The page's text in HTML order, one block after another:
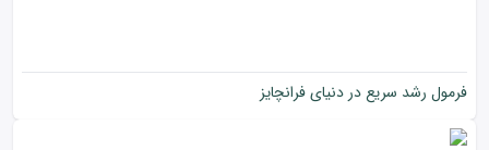
فرمول رشد سریع در دنیای فرانچایز